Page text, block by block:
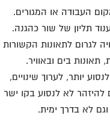
העבודה או המגורים.
תליון של שור כהגנה.
לגרום לתאונות הקשורות
בים ובאוויר.
יותר, לערוך שינויים,
לא לנסוע בקו ישר